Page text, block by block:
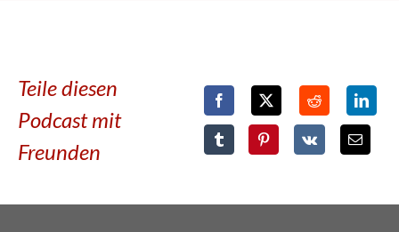
Teile diesen
Podcast mit
Freunden